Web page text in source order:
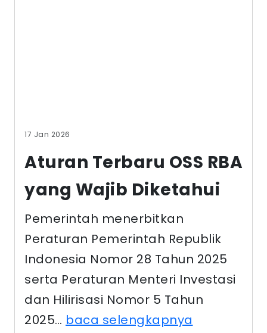
yang Wajib Diketahui
Pemerintah menerbitkan
Peraturan Pemerintah Republik
Indonesia Nomor 28 Tahun 2025
serta Peraturan Menteri Investasi
dan Hilirisasi Nomor 5 Tahun
2025…baca selengkapnya